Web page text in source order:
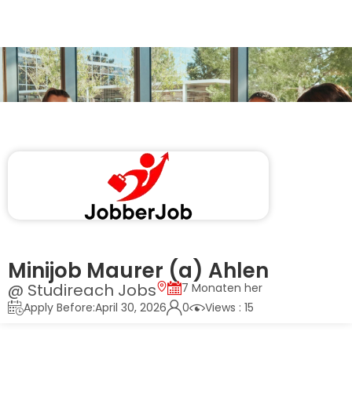
Minijob Maurer (a) Ahlen
@ Studireach Jobs
7 Monaten her
Apply Before:April 30, 2026
0 Views : 15